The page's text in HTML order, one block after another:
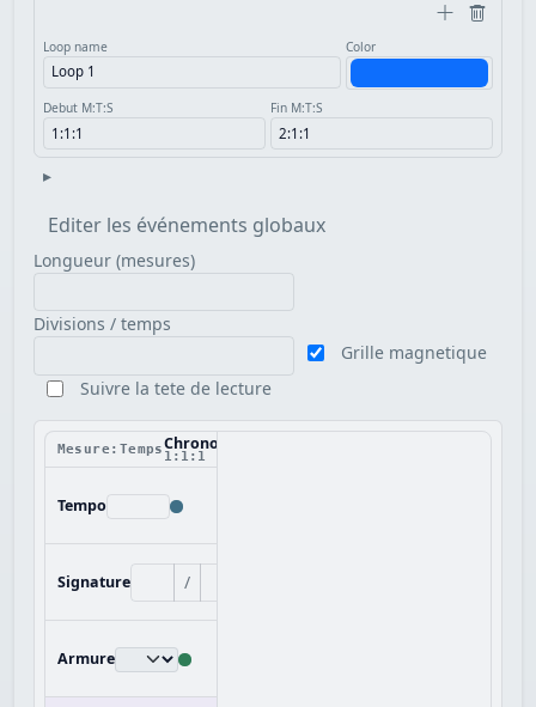
Loop name Color
Debut M:T:S Fin M:T:S
▸
Editer les événements globaux
Longueur (mesures)
Divisions / temps
Grille magnetique
Suivre la tete de lecture
Mesure:TempsChronologie
1:1:1
Tempo
Signature /
Armure